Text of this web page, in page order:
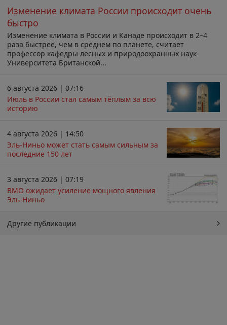
Изменение климата России происходит очень
быстро
Изменение климата в России и Канаде происходит в 2–4
раза быстрее, чем в среднем по планете, считает
профессор кафедры лесных и природоохранных наук
Университета Британской...
6 августа 2026 | 07:16
Июль в России стал самым тёплым за всю
историю
4 августа 2026 | 14:50
Эль-Ниньо может стать самым сильным за
последние 150 лет
3 августа 2026 | 07:19
ВМО ожидает усиление мощного явления
Эль-Ниньо
Другие публикации